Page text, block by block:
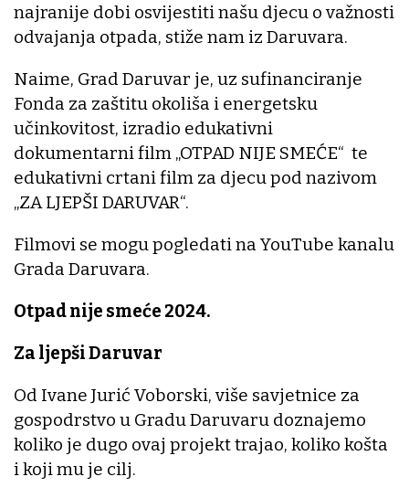
najranije dobi osvijestiti našu djecu o važnosti
odvajanja otpada, stiže nam iz Daruvara.
Naime, Grad Daruvar je, uz sufinanciranje
Fonda za zaštitu okoliša i energetsku
učinkovitost, izradio edukativni
dokumentarni film „OTPAD NIJE SMEĆE“ te
edukativni crtani film za djecu pod nazivom
„ZA LJEPŠI DARUVAR“.
Filmovi se mogu pogledati na YouTube kanalu
Grada Daruvara.
Otpad nije smeće 2024.
Za ljepši Daruvar
Od Ivane Jurić Voborski, više savjetnice za
gospodrstvo u Gradu Daruvaru doznajemo
koliko je dugo ovaj projekt trajao, koliko košta
i koji mu je cilj.